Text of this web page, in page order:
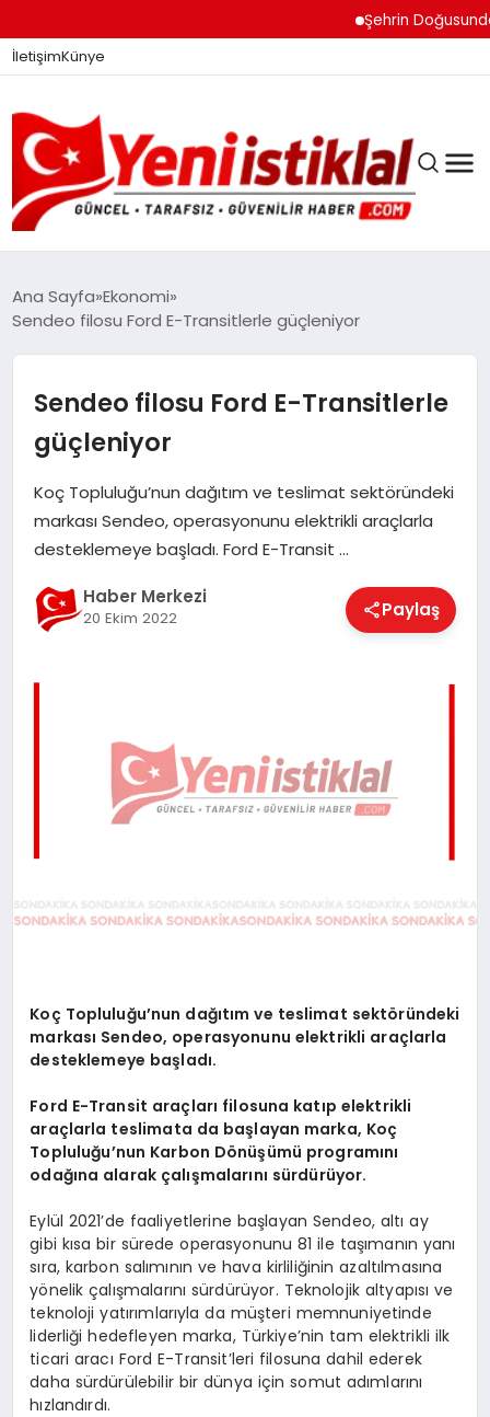
Şehrin Doğusundan
İletişimKünye
GÜNDEM
DÜNYA
EĞITIM
EKONOMI
MAGAZIN
TEKNOLOJI
Ana Sayfa Ekonomi
Sendeo filosu Ford E-Transitlerle güçleniyor
Sendeo filosu Ford E-Transitlerle
güçleniyor
Koç Topluluğu’nun dağıtım ve teslimat sektöründeki
markası Sendeo, operasyonunu elektrikli araçlarla
desteklemeye başladı. Ford E-Transit …
Haber Merkezi
20 Ekim 2022 Paylaş
Koç Topluluğu’nun dağıtım ve teslimat sektöründeki
markası Sendeo, operasyonunu elektrikli araçlarla
desteklemeye başladı.
Ford E-Transit araçları filosuna katıp elektrikli
araçlarla teslimata da başlayan marka, Koç
Topluluğu’nun Karbon Dönüşümü programını
odağına alarak çalışmalarını sürdürüyor.
Eylül 2021’de faaliyetlerine başlayan Sendeo, altı ay
gibi kısa bir sürede operasyonunu 81 ile taşımanın yanı
sıra, karbon salımının ve hava kirliliğinin azaltılmasına
yönelik çalışmalarını sürdürüyor. Teknolojik altyapısı ve
teknoloji yatırımlarıyla da müşteri memnuniyetinde
liderliği hedefleyen marka, Türkiye’nin tam elektrikli ilk
ticari aracı Ford E-Transit’leri filosuna dahil ederek
daha sürdürülebilir bir dünya için somut adımlarını
hızlandırdı.